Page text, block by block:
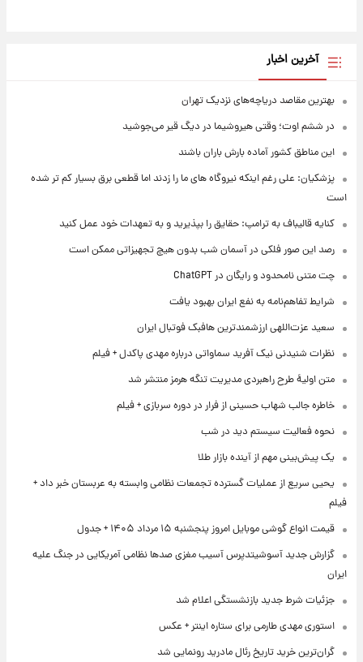
آخرین اخبار
بهترین مقاصد دریاچه‌های نزدیک تهران
در ششم اوت؛ وقتی هیروشیما در دیگ قیر می‌جوشید
این مناطق کشور آماده بارش باران باشند
پزشکیان: علی رغم اینکه نیروگاه های ما را زدند اما قطعی برق بسیار کم تر شده
است
کنایه قالیباف به ترامپ: حقایق را بپذیرید و به تعهدات خود عمل کنید
رصد این صور فلکی در آسمان شب بدون هیچ تجهیزاتی ممکن است
چت متنی نامحدود و رایگان در ChatGPT
شرایط تفاهم‌نامه به نفع ایران بهبود یافت
سعید عزت‌اللهی ارزشمندترین هافبک فوتبال ایران
نظرات شنیدنی نیک آفرید سماواتی درباره مهدی پاکدل + فیلم
متن اولیۀ طرح راهبردی مدیریت تنگه هرمز منتشر شد
خاطره جالب شهاب حسینی از فرار در دوره سربازی + فیلم
نحوه فعالیت سیستم دید در شب
یک پیش‌بینی مهم از آینده بازار طلا
یحیی سریع از عملیات گسترده تجمعات نظامی وابسته به عربستان خبر داد +
فیلم
قیمت انواع گوشی موبایل امروز پنجشنبه ۱۵ مرداد ۱۴۰۵ + جدول
گزارش جدید آسوشیتدپرس آسیب مغزی صدها نظامی آمریکایی در جنگ علیه
ایران
جزئیات شرط جدید بازنشستگی اعلام شد
استوری مهدی طارمی برای ستاره اینتر + عکس
گران‌ترین خرید تاریخ رئال مادرید رونمایی شد